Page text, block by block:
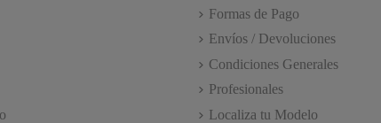
Formas de Pago
Envíos / Devoluciones
Condiciones Generales
Profesionales
Localiza tu Modelo